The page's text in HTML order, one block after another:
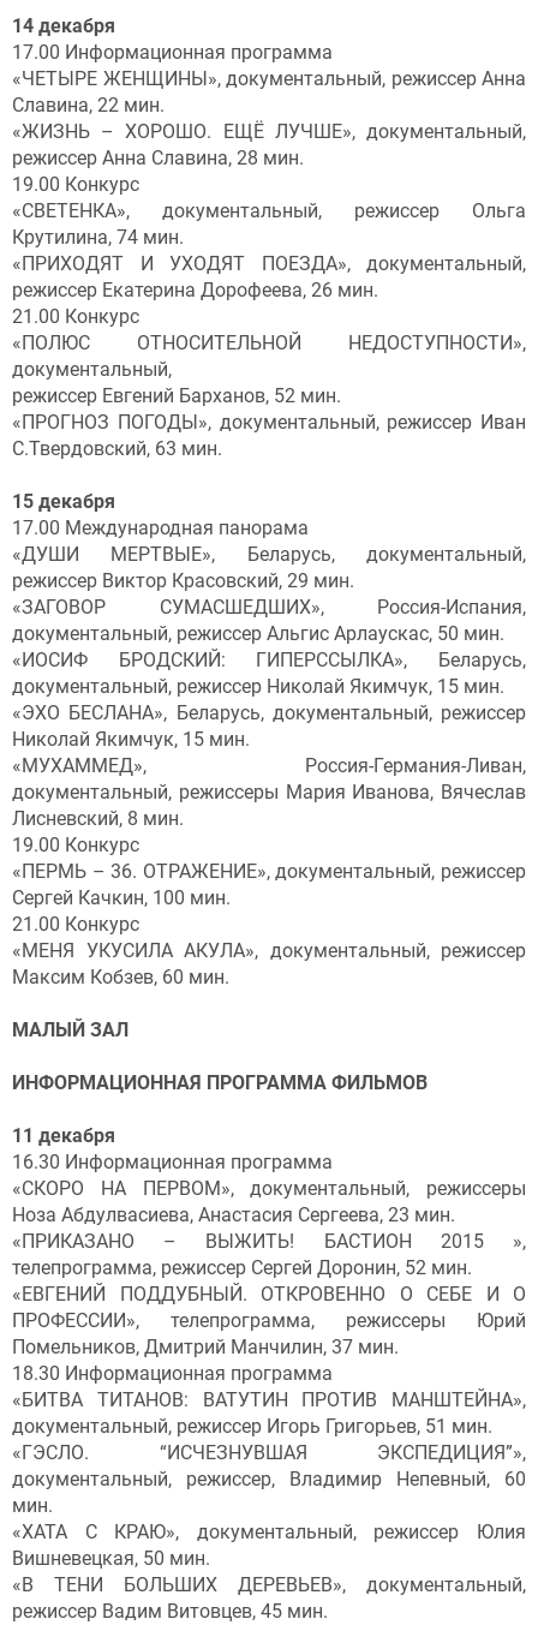
14 декабря
17.00 Информационная программа
«ЧЕТЫРЕ ЖЕНЩИНЫ», документальный, режиссер Анна
Славина, 22 мин.
«ЖИЗНЬ – ХОРОШО. ЕЩЁ ЛУЧШЕ», документальный,
режиссер Анна Славина, 28 мин.
19.00 Конкурс
«СВЕТЕНКА», документальный, режиссер Ольга
Крутилина, 74 мин.
«ПРИХОДЯТ И УХОДЯТ ПОЕЗДА», документальный,
режиссер Екатерина Дорофеева, 26 мин.
21.00 Конкурс
«ПОЛЮС ОТНОСИТЕЛЬНОЙ НЕДОСТУПНОСТИ»,
документальный,
режиссер Евгений Барханов, 52 мин.
«ПРОГНОЗ ПОГОДЫ», документальный, режиссер Иван
С.Твердовский, 63 мин.
15 декабря
17.00 Международная панорама
«ДУШИ МЕРТВЫЕ», Беларусь, документальный,
режиссер Виктор Красовский, 29 мин.
«ЗАГОВОР СУМАСШЕДШИХ», Россия-Испания,
документальный, режиссер Альгис Арлаускас, 50 мин.
«ИОСИФ БРОДСКИЙ: ГИПЕРССЫЛКА», Беларусь,
документальный, режиссер Николай Якимчук, 15 мин.
«ЭХО БЕСЛАНА», Беларусь, документальный, режиссер
Николай Якимчук, 15 мин.
«МУХАММЕД», Россия-Германия-Ливан,
документальный, режиссеры Мария Иванова, Вячеслав
Лисневский, 8 мин.
19.00 Конкурс
«ПЕРМЬ – 36. ОТРАЖЕНИЕ», документальный, режиссер
Сергей Качкин, 100 мин.
21.00 Конкурс
«МЕНЯ УКУСИЛА АКУЛА», документальный, режиссер
Максим Кобзев, 60 мин.
МАЛЫЙ ЗАЛ
ИНФОРМАЦИОННАЯ ПРОГРАММА ФИЛЬМОВ
11 декабря
16.30 Информационная программа
«СКОРО НА ПЕРВОМ», документальный, режиссеры
Ноза Абдулвасиева, Анастасия Сергеева, 23 мин.
«ПРИКАЗАНО – ВЫЖИТЬ! БАСТИОН 2015 »,
телепрограмма, режиссер Сергей Доронин, 52 мин.
«ЕВГЕНИЙ ПОДДУБНЫЙ. ОТКРОВЕННО О СЕБЕ И О
ПРОФЕССИИ», телепрограмма, режиссеры Юрий
Помельников, Дмитрий Манчилин, 37 мин.
18.30 Информационная программа
«БИТВА ТИТАНОВ: ВАТУТИН ПРОТИВ МАНШТЕЙНА»,
документальный, режиссер Игорь Григорьев, 51 мин.
«ГЭСЛО. “ИСЧЕЗНУВШАЯ ЭКСПЕДИЦИЯ”»,
документальный, режиссер, Владимир Непевный, 60
мин.
«ХАТА С КРАЮ», документальный, режиссер Юлия
Вишневецкая, 50 мин.
«В ТЕНИ БОЛЬШИХ ДЕРЕВЬЕВ», документальный,
режиссер Вадим Витовцев, 45 мин.